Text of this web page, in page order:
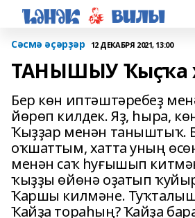
Сәсмә әҫәрҙәр 12 ДЕКАБРЯ 2021, 13:00
ТАНЫШЫУ Ҡыҫҡа
Бер көн иптәштәребеҙ
йөрөп килдек. Яҙ, һыра,
Ҡыҙҙар менән таныштыҡ.
оҡшаттым, хатта уның
менән саҡ һуғышып
ҡыҙҙы өйөнә оҙатып
Ҡаршы килмәне.
Ҡайҙа тораһың? Ҡайҙа